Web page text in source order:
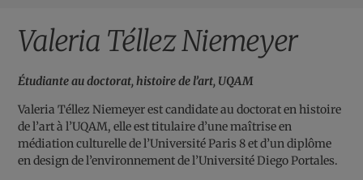
Valeria Téllez Niemeyer
Étudiante au doctorat, histoire de l’art, UQAM
Valeria Téllez Niemeyer est candidate au doctorat en histoire
de l’art à l’UQAM, elle est titulaire d’une maîtrise en
médiation culturelle de l’Université Paris 8 et d’un diplôme
en design de l’environnement de l’Université Diego Portales.